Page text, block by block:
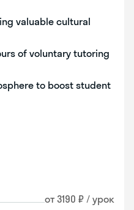
valuable cultural
of voluntary tutoring
to boost student
от 3190 ₽ / урок